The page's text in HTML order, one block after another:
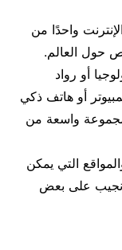
واحدًا من
حول العالم.
أو رواد
أو هاتف ذكي
مجموعة واسعة من
التي يمكن
ونجيب على بعض